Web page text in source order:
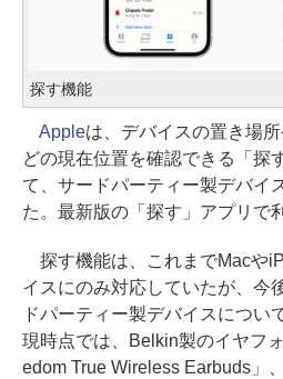
探す機能
Appleは、デバイスの置き場
どの現在位置を確認できる「探
て、サードパーティー製デバイ
た。最新版の「探す」アプリで
探す機能は、これまでMacや
イスにのみ対応していたが、今
ドパーティー製デバイスについ
現時点では、Belkin製のイヤフ
edom True Wireless Earbuds」